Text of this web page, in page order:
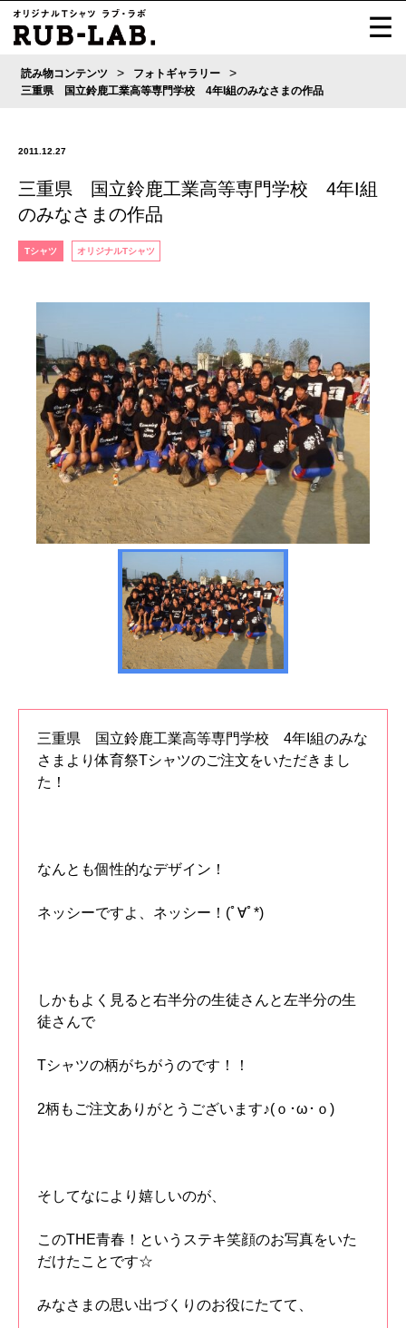
読み物コンテンツ > フォトギャラリー >
三重県 国立鈴鹿工業高等専門学校 4年I組のみなさまの作品
2011.12.27
三重県 国立鈴鹿工業高等専門学校 4年I組
のみなさまの作品
Tシャツ オリジナルTシャツ
三重県 国立鈴鹿工業高等専門学校 4年I組のみな
さまより体育祭Tシャツのご注文をいただきまし
た！
なんとも個性的なデザイン！
ネッシーですよ、ネッシー！(ﾟ∀ﾟ*)
しかもよく見ると右半分の生徒さんと左半分の生
徒さんで
Tシャツの柄がちがうのです！！
2柄もご注文ありがとうございます♪(ｏ･ω･ｏ)
そしてなにより嬉しいのが、
このTHE青春！というステキ笑顔のお写真をいた
だけたことです☆
みなさまの思い出づくりのお役にたてて、